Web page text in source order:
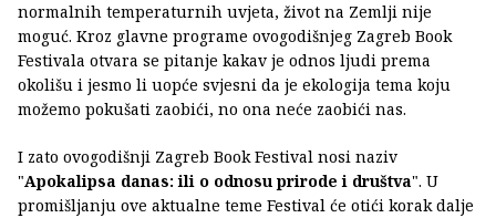
normalnih temperaturnih uvjeta, život na Zemlji nije
moguć. Kroz glavne programe ovogodišnjeg Zagreb Book
Festivala otvara se pitanje kakav je odnos ljudi prema
okolišu i jesmo li uopće svjesni da je ekologija tema koju
možemo pokušati zaobići, no ona neće zaobići nas.
I zato ovogodišnji Zagreb Book Festival nosi naziv
"Apokalipsa danas: ili o odnosu prirode i društva". U
promišljanju ove aktualne teme Festival će otići korak dalje